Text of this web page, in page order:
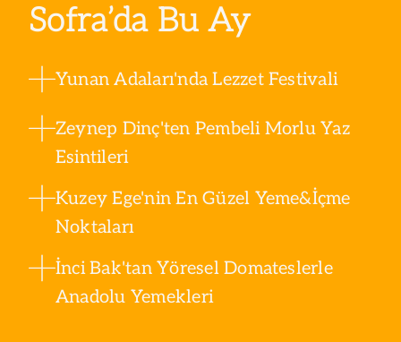
Sofra’da Bu Ay
Yunan Adaları'nda Lezzet Festivali
Zeynep Dinç'ten Pembeli Morlu Yaz
Esintileri
Kuzey Ege'nin En Güzel Yeme&İçme
Noktaları
İnci Bak'tan Yöresel Domateslerle
Anadolu Yemekleri